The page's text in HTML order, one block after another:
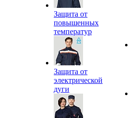
Защита от
повышенных
температур
Защита от
электрической
дуги